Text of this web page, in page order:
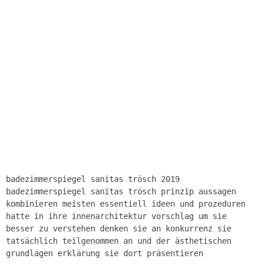
badezimmerspiegel sanitas trösch 2019
badezimmerspiegel sanitas trösch prinzip aussagen
kombinieren meisten essentiell ideen und prozeduren
hatte in ihre innenarchitektur vorschlag um sie
besser zu verstehen denken sie an konkurrenz sie
tatsächlich teilgenommen an und der ästhetischen
grundlagen erklärung sie dort präsentieren